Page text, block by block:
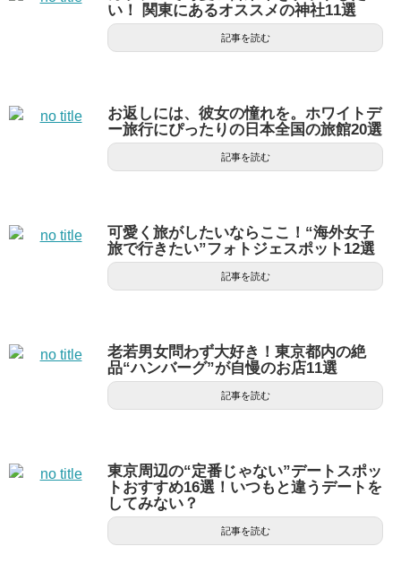
い！ 関東にあるオススメの神社11選
記事を読む
お返しには、彼女の憧れを。ホワイトデ
ー旅行にぴったりの日本全国の旅館20選
記事を読む
可愛く旅がしたいならここ！“海外女子
旅で行きたい”フォトジェスポット12選
記事を読む
老若男女問わず大好き！東京都内の絶
品“ハンバーグ”が自慢のお店11選
記事を読む
東京周辺の“定番じゃない”デートスポッ
トおすすめ16選！いつもと違うデートを
してみない？
記事を読む